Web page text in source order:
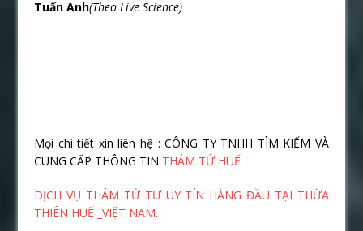
Tuấn Anh(Theo Live Science)
Mọi chi tiết xin liên hệ : CÔNG TY TNHH TÌM KIẾM VÀ
CUNG CẤP THÔNG TIN THÁM TỬ HUẾ
DỊCH VỤ THÁM TỬ TƯ UY TÍN HÀNG ĐẦU TẠI THỪA
THIÊN HUẾ _VIỆT NAM.